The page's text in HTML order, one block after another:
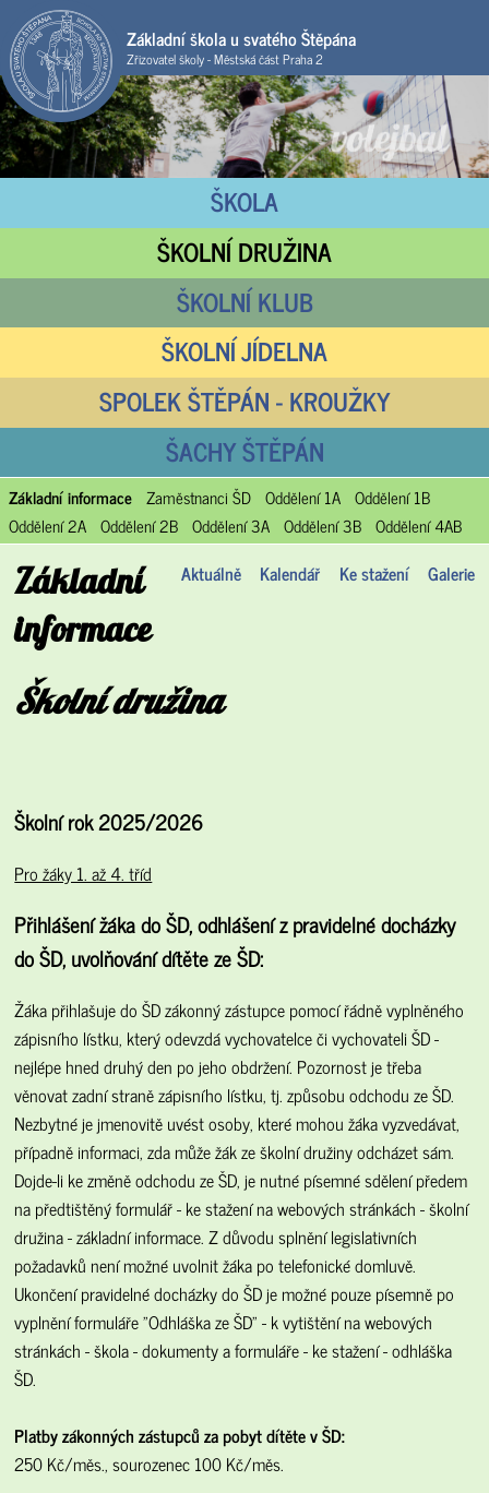
Základní škola u svatého Štěpána
Zřizovatel školy - Městská část Praha 2
ŠKOLA
ŠKOLNÍ DRUŽINA
ŠKOLNÍ KLUB
ŠKOLNÍ JÍDELNA
SPOLEK ŠTĚPÁN - KROUŽKY
ŠACHY ŠTĚPÁN
Základní informace Zaměstnanci ŠD Oddělení 1A Oddělení 1B
Oddělení 2A Oddělení 2B Oddělení 3A Oddělení 3B Oddělení 4AB
Aktuálně Kalendář Ke stažení Galerie
Základní
informace
Školní družina
Školní rok 2025/2026
Pro žáky 1. až 4. tříd
Přihlášení žáka do ŠD, odhlášení z pravidelné docházky
do ŠD, uvolňování dítěte ze ŠD:
Žáka přihlašuje do ŠD zákonný zástupce pomocí řádně vyplněného
zápisního lístku, který odevzdá vychovatelce či vychovateli ŠD -
nejlépe hned druhý den po jeho obdržení. Pozornost je třeba
věnovat zadní straně zápisního lístku, tj. způsobu odchodu ze ŠD.
Nezbytné je jmenovitě uvést osoby, které mohou žáka vyzvedávat,
případně informaci, zda může žák ze školní družiny odcházet sám.
Dojde-li ke změně odchodu ze ŠD, je nutné písemné sdělení předem
na předtištěný formulář - ke stažení na webových stránkách - školní
družina - základní informace. Z důvodu splnění legislativních
požadavků není možné uvolnit žáka po telefonické domluvě.
Ukončení pravidelné docházky do ŠD je možné pouze písemně po
vyplnění formuláře "Odhláška ze ŠD" - k vytištění na webových
stránkách - škola - dokumenty a formuláře - ke stažení - odhláška
ŠD.
Platby zákonných zástupců za pobyt dítěte v ŠD:
250 Kč/měs., sourozenec 100 Kč/měs.